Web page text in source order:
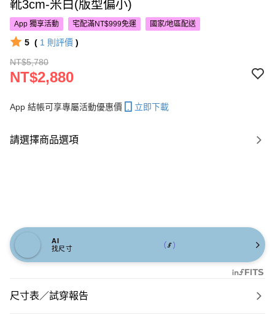
靴3cm-米白(版型偏小)
App 獨享活動 宅配滿NT$999免運 國家/地區配送
5 ( 1 則評價 )
NT$5,780
NT$2,880
App 結帳可享專屬活動優惠價 立即下載
請選擇商品選項
AI
找尺寸
尺寸表／試穿報告